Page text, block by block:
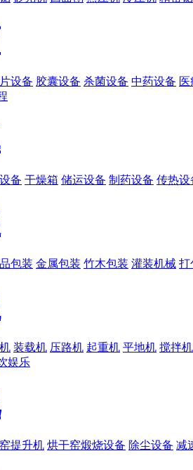
设备 胶囊设备 杀菌设备 中药设备
备 干燥箱 储运设备 制药设备 传热设
包装 金属包装 竹木包装 灌装机械 打
装载机 压路机 起重机 平地机 搅拌机
娱乐
提升机 烘干窑煅烧设备 除尘设备 减